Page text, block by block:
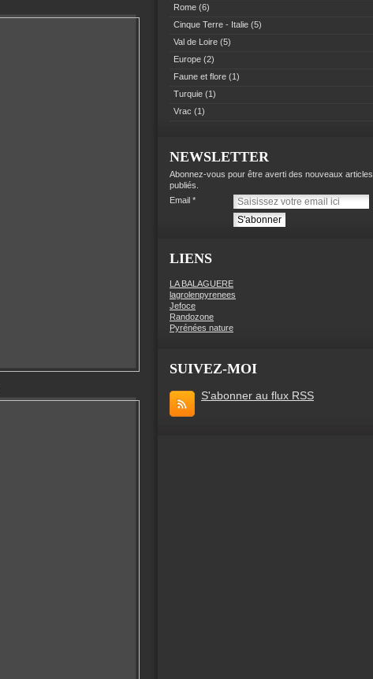
Rome (6)
Cinque Terre - Italie (5)
Val de Loire (5)
Europe (2)
Faune et flore (1)
Turquie (1)
Vrac (1)
NEWSLETTER
Abonnez-vous pour être averti des nouveaux articles
publiés.
Email
LIENS
LA BALAGUERE
lagrolenpyrenees
Jefoce
Randozone
Pyrénées nature
SUIVEZ-MOI
S'abonner au flux RSS